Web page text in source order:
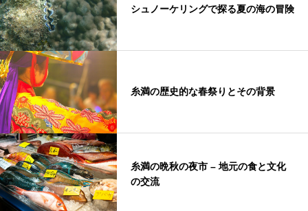
シュノーケリングで探る夏の海の冒険
糸満の歴史的な春祭りとその背景
糸満の晩秋の夜市 – 地元の食と文化
の交流